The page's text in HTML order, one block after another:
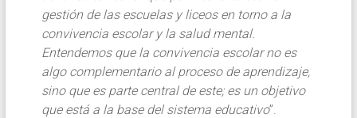
gestión de las escuelas y liceos en torno a la
convivencia escolar y la salud mental.
Entendemos que la convivencia escolar no es
algo complementario al proceso de aprendizaje,
sino que es parte central de este; es un objetivo
que está a la base del sistema educativo”.